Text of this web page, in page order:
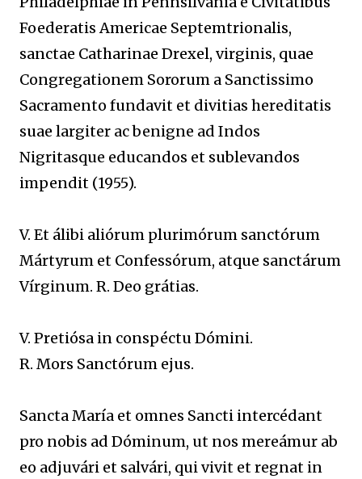
Foederatis Americae Septemtrionalis,
sanctae Catharinae Drexel, virginis, quae
Congregationem Sororum a Sanctissimo
Sacramento fundavit et divitias hereditatis
suae largiter ac benigne ad Indos
Nigritasque educandos et sublevandos
impendit (1955).
V. Et álibi aliórum plurimórum sanctórum
Mártyrum et Confessórum, atque sanctárum
Vírginum. R. Deo grátias.
V. Pretiósa in conspéctu Dómini.
R. Mors Sanctórum ejus.
Sancta María et omnes Sancti intercédant
pro nobis ad Dóminum, ut nos mereámur ab
eo adjuvári et salvári, qui vivit et regnat in